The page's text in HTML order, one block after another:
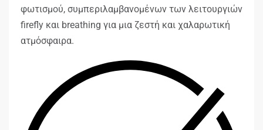
φωτισμού, συμπεριλαμβανομένων των λειτουργιών
firefly και breathing για μια ζεστή και χαλαρωτική
ατμόσφαιρα.